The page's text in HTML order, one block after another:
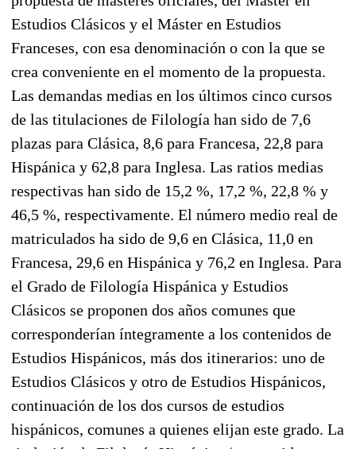
Estudios Clásicos y el Máster en Estudios
Franceses, con esa denominación o con la que se
crea conveniente en el momento de la propuesta.
Las demandas medias en los últimos cinco cursos
de las titulaciones de Filología han sido de 7,6
plazas para Clásica, 8,6 para Francesa, 22,8 para
Hispánica y 62,8 para Inglesa. Las ratios medias
respectivas han sido de 15,2 %, 17,2 %, 22,8 % y
46,5 %, respectivamente. El número medio real de
matriculados ha sido de 9,6 en Clásica, 11,0 en
Francesa, 29,6 en Hispánica y 76,2 en Inglesa. Para
el Grado de Filología Hispánica y Estudios
Clásicos se proponen dos años comunes que
corresponderían íntegramente a los contenidos de
Estudios Hispánicos, más dos itinerarios: uno de
Estudios Clásicos y otro de Estudios Hispánicos,
continuación de los dos cursos de estudios
hispánicos, comunes a quienes elijan este grado. La